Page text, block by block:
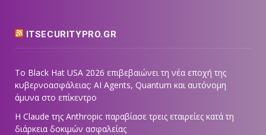
ITSECURITYPRO.GR
Το Black Hat USA 2026 επιβεβαιώνει τη νέα εποχή της
κυβερνοασφάλειας: AI Agents, Quantum και αυτόνομη
άμυνα στο επίκεντρο
Η Claude της Anthropic παραβίασε τρεις εταιρείες κατά τη
διάρκεια δοκιμών ασφαλείας